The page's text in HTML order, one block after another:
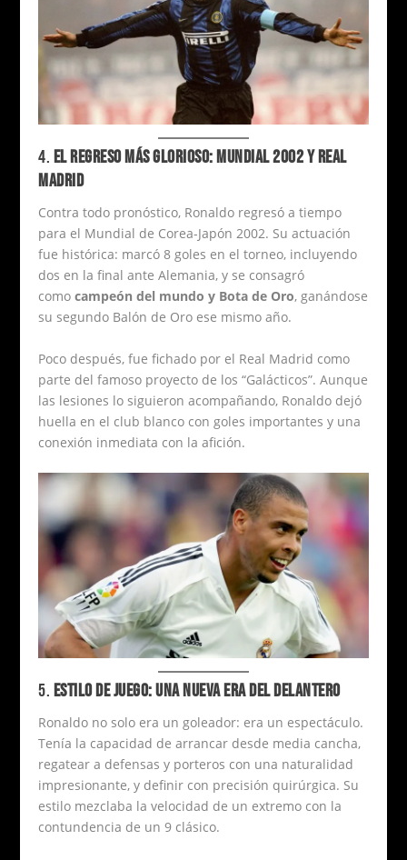
4. EL REGRESO MÁS GLORIOSO: MUNDIAL 2002 Y REAL
MADRID
Contra todo pronóstico, Ronaldo regresó a tiempo
para el Mundial de Corea-Japón 2002. Su actuación
fue histórica: marcó 8 goles en el torneo, incluyendo
dos en la final ante Alemania, y se consagró
comocampeón del mundo y Bota de Oro, ganándose
su segundo Balón de Oro ese mismo año.
Poco después, fue fichado por el Real Madrid como
parte del famoso proyecto de los “Galácticos”. Aunque
las lesiones lo siguieron acompañando, Ronaldo dejó
huella en el club blanco con goles importantes y una
conexión inmediata con la afición.
5. ESTILO DE JUEGO: UNA NUEVA ERA DEL DELANTERO
Ronaldo no solo era un goleador: era un espectáculo.
Tenía la capacidad de arrancar desde media cancha,
regatear a defensas y porteros con una naturalidad
impresionante, y definir con precisión quirúrgica. Su
estilo mezclaba la velocidad de un extremo con la
contundencia de un 9 clásico.